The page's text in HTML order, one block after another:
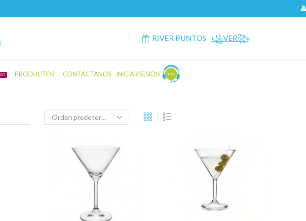
RIVER PUNTOS ꧁VER꧂
PRODUCTOS CONTÁCTANOS INICIAR SESIÓN